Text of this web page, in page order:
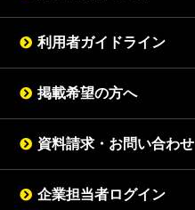
利用者ガイドライン
掲載希望の方へ
資料請求・お問い合わせ
企業担当者ログイン